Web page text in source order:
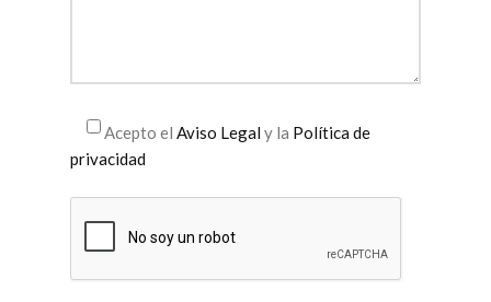
Acepto el Aviso Legal y la Política de
privacidad